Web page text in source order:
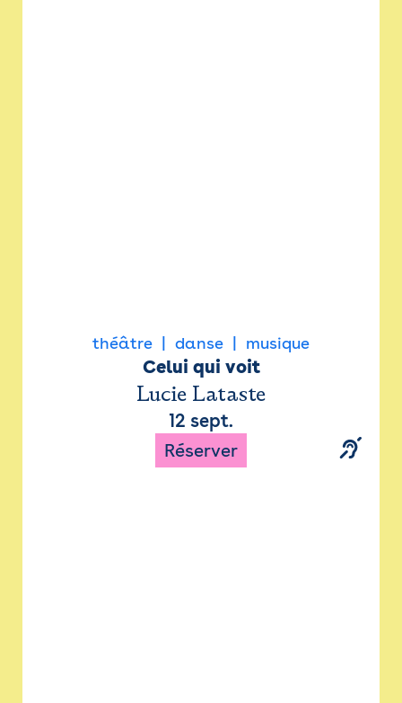
théâtre danse musique
Celui qui voit
Lucie Lataste
12 sept.
Réserver